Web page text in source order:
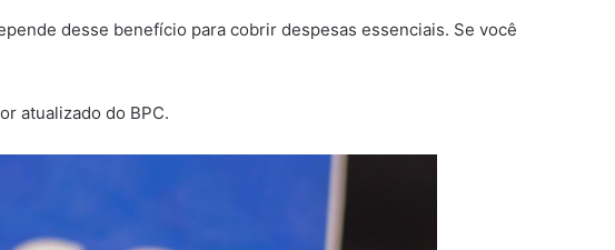
desse benefício para cobrir despesas essenciais. Se você
atualizado do BPC.